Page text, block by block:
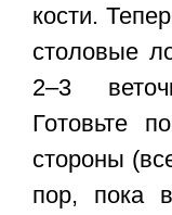
кости.
столовые
2–3
Готовьте
стороны
пор, пока